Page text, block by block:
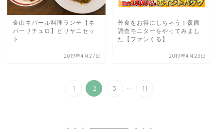
金山ネパール料理ランチ【ネ
パーリチュロ】ビリヤニセッ
ト
2019年4月27日
外食をお得にしちゃう！覆面
調査モニターをやってみまし
た【ファンくる】
2019年4月23日
1 2 3 ... 11